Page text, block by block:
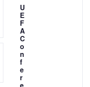
U
E
F
A
C
o
n
f
e
r
e